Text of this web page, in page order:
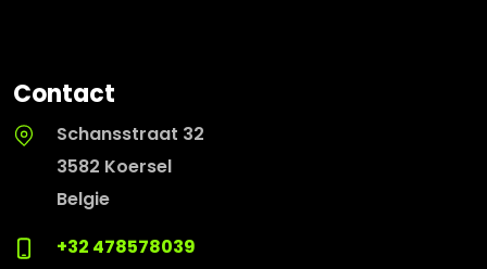
Contact
Schansstraat 32
3582 Koersel
Belgie
+32 478578039